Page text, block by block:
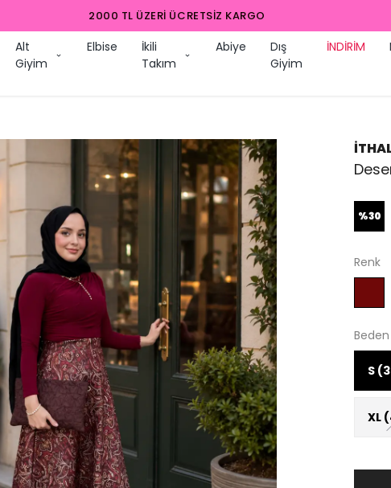
2000 TL ÜZERI ÜCRETSIZ KARGO
Alt
Giyim
Elbise
İkili
Takım
Abiye
Dış
Giyim
İNDİRİM
%30
Renk
Beden
S
XL